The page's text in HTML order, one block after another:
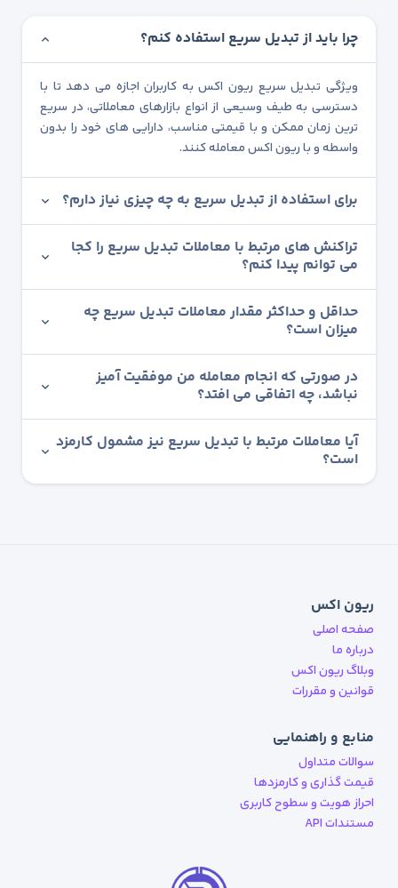
چرا باید از تبدیل سریع استفاده کنم؟
ویژگی تبدیل سریع ریون اکس به کاربران اجازه می دهد تا با
دسترسی به طیف وسیعی از انواع بازارهای معاملاتی، در سریع
ترین زمان ممکن و با قیمتی مناسب، دارایی های خود را بدون
واسطه و با ریون اکس معامله کنند.
برای استفاده از تبدیل سریع به چه چیزی نیاز دارم؟
تراکنش های مرتبط با معاملات تبدیل سریع را کجا
می توانم پیدا کنم؟
حداقل و حداکثر مقدار معاملات تبدیل سریع چه
میزان است؟
در صورتی که انجام معامله من موفقیت آمیز
نباشد، چه اتفاقی می افتد؟
آیا معاملات مرتبط با تبدیل سریع نیز مشمول کارمزد
است؟
ریون اکس
صفحه اصلی
درباره ما
وبلاگ ریون اکس
قوانین و مقررات
منابع و راهنمایی
سوالات متداول
قیمت گذاری و کارمزدها
احراز هویت و سطوح کاربری
مستندات API